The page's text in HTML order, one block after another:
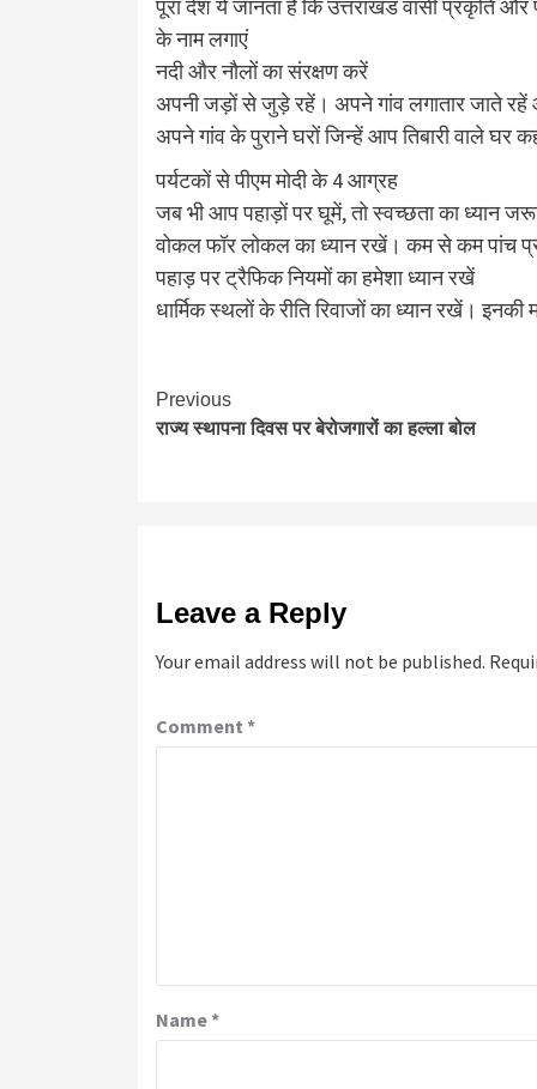
पूरा देश ये जानता है कि उत्तराखंड वासी प्रकृति और
के नाम लगाएं
नदी और नौलों का संरक्षण करें
अपनी जड़ों से जुड़े रहें। अपने गांव लगातार जाते रहें
अपने गांव के पुराने घरों जिन्हें आप तिबारी वाले
पर्यटकों से पीएम मोदी के 4 आग्रह
जब भी आप पहाड़ों पर घूमें, तो स्वच्छता का ध्यान
वोकल फॉर लोकल का ध्यान रखें। कम से कम पांच
पहाड़ पर ट्रैफिक नियमों का हमेशा ध्यान रखें
धार्मिक स्थलों के रीति रिवाजों का ध्यान रखें। इनकी
Continue
Reading
Previous
राज्य स्थापना दिवस पर बेरोजगारों का हल्ला बोल
Leave a Reply
Your email address will not be published.
Comment *
Name*